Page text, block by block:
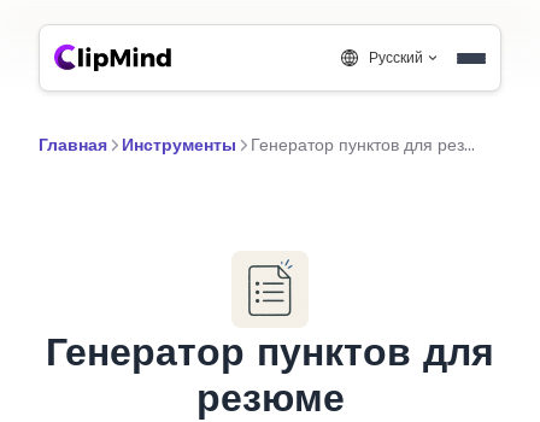
Русский
Главная Инструменты Генератор пунктов для резюме
Генератор пунктов для
резюме